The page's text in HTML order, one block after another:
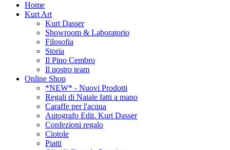
Home
Kurt Art
Kurt Dasser
Showroom & Laboratorio
Filosofia
Storia
Il Pino Cembro
Il nostro team
Online Shop
*NEW* - Nuovi Prodotti
Regali di Natale fatti a mano
Caraffe per l'acqua
Autografo Edit. Kurt Dasser
Confezioni regalo
Ciotole
Piatti